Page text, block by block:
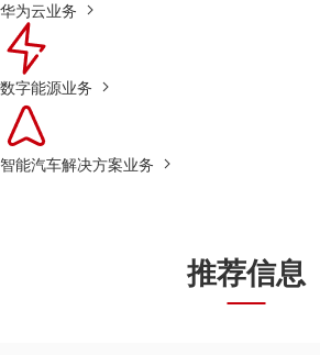
华为云业务
数字能源业务
智能汽车解决方案业务
推荐信息